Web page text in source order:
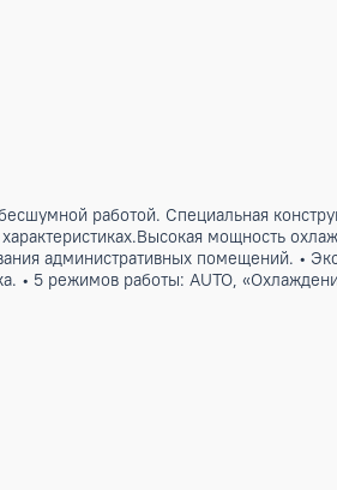
но и бесшумной работой.
административных
потока. • 5 режимов работы: